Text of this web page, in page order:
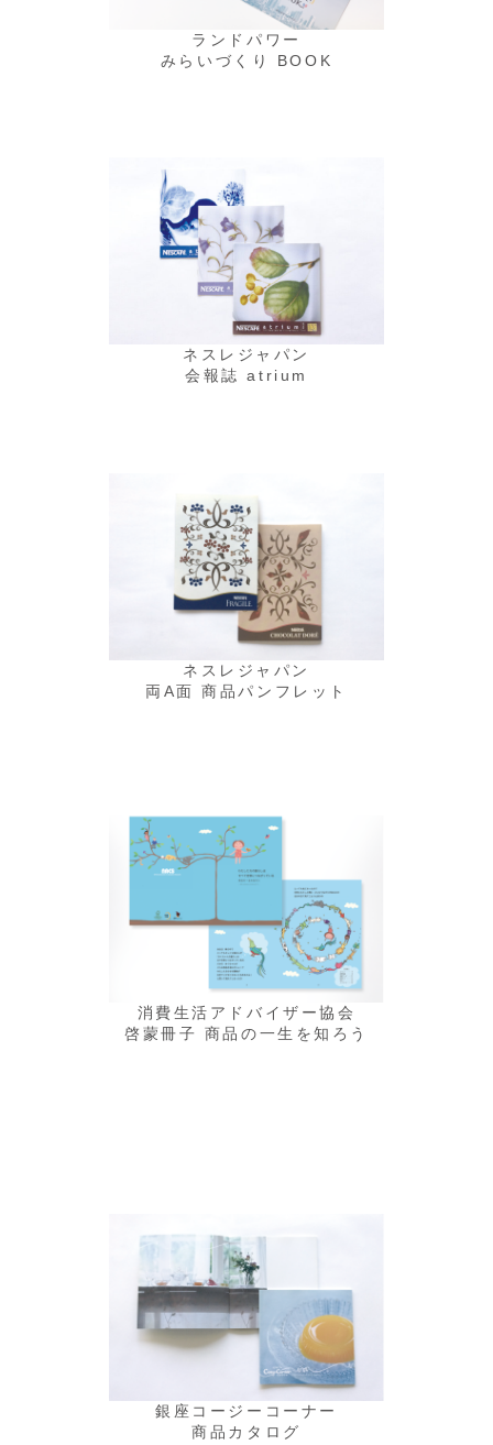
ランドパワー
みらいづくり BOOK
ネスレジャパン
会報誌 atrium
ネスレジャパン
両A面 商品パンフレット
消費生活アドバイザー協会
啓蒙冊子 商品の一生を知ろう
銀座コージーコーナー
商品カタログ